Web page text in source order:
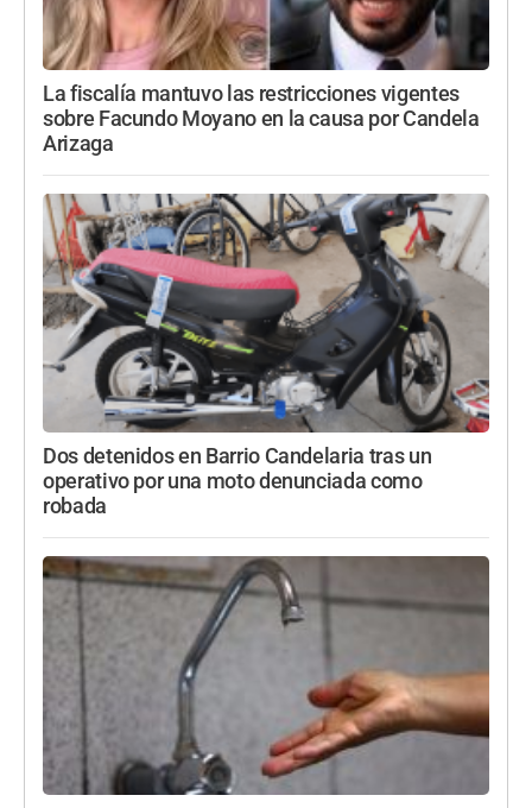
La fiscalía mantuvo las restricciones vigentes
sobre Facundo Moyano en la causa por Candela
Arizaga
Dos detenidos en Barrio Candelaria tras un
operativo por una moto denunciada como
robada